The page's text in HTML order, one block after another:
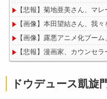
【悲報】菊地亜美さん、マ
【画像】本田望結さん、我
【画像】露悪アニメ化ブー
【悲報】漫画家、カウンセ
ドウデュース凱旋